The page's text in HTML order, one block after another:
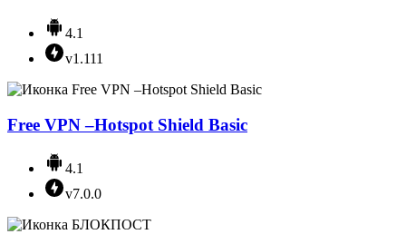
4.1
v1.111
Free VPN –Hotspot Shield Basic
4.1
v7.0.0